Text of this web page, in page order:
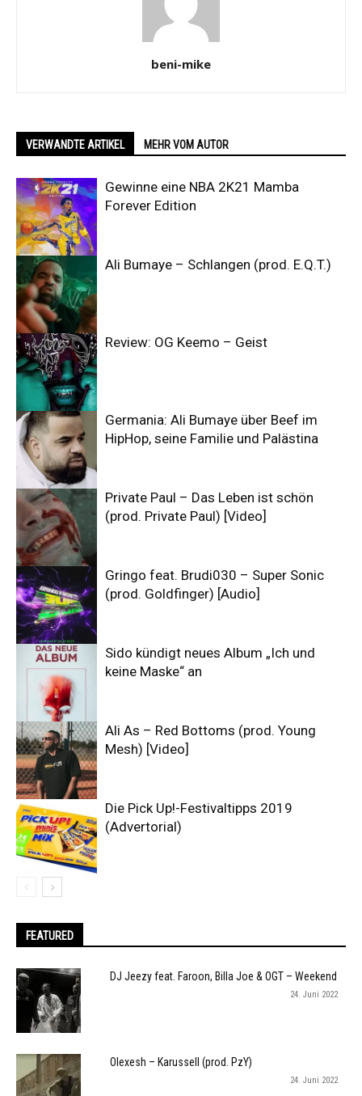
beni-mike
VERWANDTE ARTIKEL MEHR VOM AUTOR
Gewinne eine NBA 2K21 Mamba
Forever Edition
Ali Bumaye – Schlangen (prod. E.Q.T.)
Review: OG Keemo – Geist
Germania: Ali Bumaye über Beef im
HipHop, seine Familie und Palästina
Private Paul – Das Leben ist schön
(prod. Private Paul) [Video]
Gringo feat. Brudi030 – Super Sonic
(prod. Goldfinger) [Audio]
Sido kündigt neues Album „Ich und
keine Maske“ an
Ali As – Red Bottoms (prod. Young
Mesh) [Video]
Die Pick Up!-Festivaltipps 2019
(Advertorial)
FEATURED
DJ Jeezy feat. Faroon, Billa Joe & OGT – Weekend
24. Juni 2022
Olexesh – Karussell (prod. PzY)
24. Juni 2022